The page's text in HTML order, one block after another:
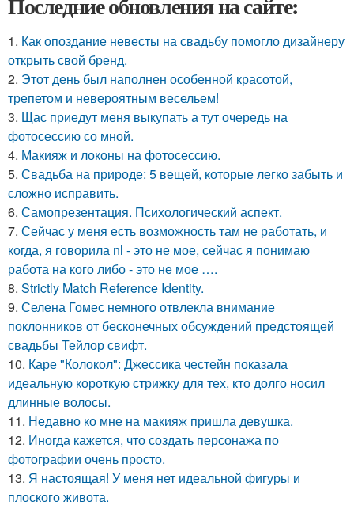
1. Как опоздание невесты на свадьбу помогло дизайнеру
открыть свой бренд.
2. Этот день был наполнен особенной красотой,
трепетом и невероятным весельем!
3. Щас приедут меня выкупать а тут очередь на
фотосессию со мной.
4. Макияж и локоны на фотосессию.
5. Свадьба на природе: 5 вещей, которые легко забыть и
сложно исправить.
6. Самопрезентация. Психологический аспект.
7. Сейчас у меня есть возможность там не работать, и
когда, я говорила nl - это не мое, сейчас я понимаю
работа на кого либо - это не мое ….
8. Strictly Match Reference Identity.
9. Селена Гомес немного отвлекла внимание
поклонников от бесконечных обсуждений предстоящей
свадьбы Тейлор свифт.
10. Каре "Колокол": Джессика честейн показала
идеальную короткую стрижку для тех, кто долго носил
длинные волосы.
11. Недавно ко мне на макияж пришла девушка.
12. Иногда кажется, что создать персонажа по
фотографии очень просто.
13. Я настоящая! У меня нет идеальной фигуры и
плоского живота.